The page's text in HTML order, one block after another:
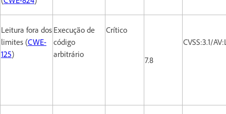
Leitura fora dos
limites (CWE-
125)
Execução de
código
arbitrário
Crítico
7.8
CVSS:3.1/